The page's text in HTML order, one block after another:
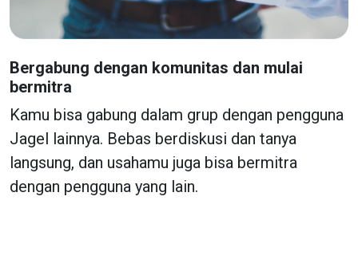
Bergabung dengan komunitas dan mulai
bermitra
Kamu bisa gabung dalam grup dengan pengguna
Jagel lainnya. Bebas berdiskusi dan tanya
langsung, dan usahamu juga bisa bermitra
dengan pengguna yang lain.